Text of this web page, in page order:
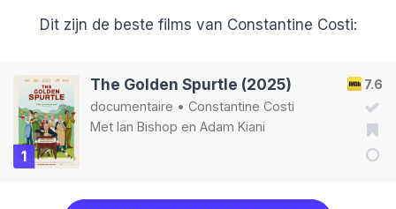
Dit zijn de beste films van Constantine Costi:
1
7.6
The Golden Spurtle (2025)
documentaire • Constantine Costi
Met Ian Bishop en Adam Kiani